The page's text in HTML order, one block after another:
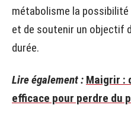
métabolisme la
et de soutenir un objectif
durée.
Lire également : Maigrir :
efficace pour perdre du